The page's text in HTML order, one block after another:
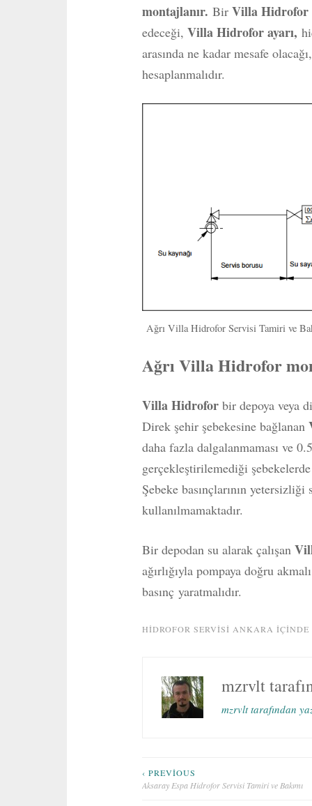
montajlanır. Bir Villa Hidrofor
edeceği, Villa Hidrofor ayarı,
arasında ne kadar mesafe
hesaplanmalıdır.
Ağrı Villa Hidrofor Servisi Tamiri ve
Ağrı Villa Hidrofor
Villa Hidroforbir depoya veya
Direk şehir şebekesine bağlanan
daha fazla dalgalanmaması ve
gerçekleştirilemediği
Şebeke basınçlarının
kullanılmamaktadır.
Bir depodan su alarak çalışan
ağırlığıyla pompaya doğru
basınç yaratmalıdır.
HIDROFOR SERVISI ANKARA
mzrvlt
mzrvlt tarafından
Yazı
‹ PREVIOUS
Aksaray Espa Hidrofor Servisi Tamiri ve Bakımı